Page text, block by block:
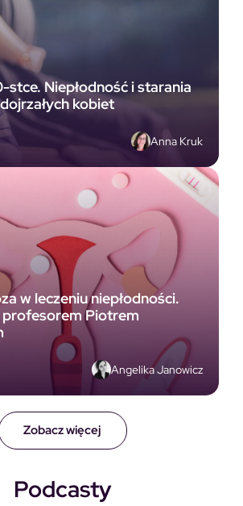
Zobacz więcej
stce. Niepłodność i starania
kobiet
Anna Kruk
w leczeniu niepłodności.
profesorem Piotrem
Angelika Janowicz
Podcasty